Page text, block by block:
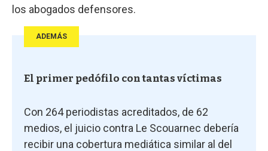
los abogados defensores.
ADEMÁS
El primer pedófilo con tantas víctimas
Con 264 periodistas acreditados, de 62
medios, el juicio contra Le Scouarnec debería
recibir una cobertura mediática similar al del